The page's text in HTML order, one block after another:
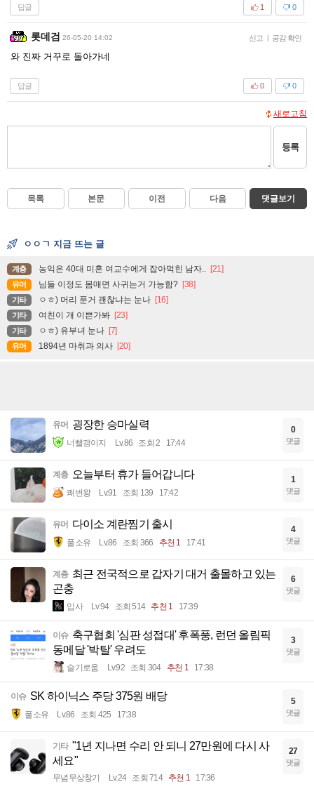
답글 0
1
롯데검 26-05-20 14:02 신고 | 공감 확인
와 진짜 거꾸로 돌아가네
답글 0
0
새로고침
등록
목록 본문 이전 다음 댓글보기
ㅇㅇㄱ 지금 뜨는 글
계층 농익은 40대 미혼 여교수에게 잡아먹힌 남자.. [21]
유머 님들 이정도 몸매면 사귀는거 가능함? [38]
기타 ㅇㅎ) 머리 푼거 괜찮냐는 눈나 [16]
기타 여친이 개 이쁜가봐 [23]
기타 ㅇㅎ) 유부녀 눈나 [7]
유머 1894년 마취과 의사 [20]
유머 굉장한 승마실력
너빨갱이지 Lv.86 조회 2 17:44
0
댓글
계층 오늘부터 휴가 들어갑니다
쾌변왕 Lv.91 조회 139 17:42
1
댓글
유머 다이소 계란찜기 출시
풀소유 Lv.86 조회 366 추천 1 17:41
4
댓글
계층 최근 전국적으로 갑자기 대거 출몰하고 있는
곤충
입사 Lv.94 조회 514 추천 1 17:39
6
댓글
이슈 축구협회 '심판 성접대' 후폭풍, 런던 올림픽
동메달 '박탈' 우려도
슬기로움 Lv.92 조회 304 추천 1 17:38
3
댓글
이슈 SK 하이닉스 주당 375원 배당
풀소유 Lv.86 조회 425 17:38
5
댓글
기타 "1년 지나면 수리 안 되니 27만원에 다시 사
세요"
무념무상창기 Lv.24 조회 714 추천 1 17:36
27
댓글